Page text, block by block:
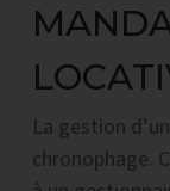
La gestion
chronophage.